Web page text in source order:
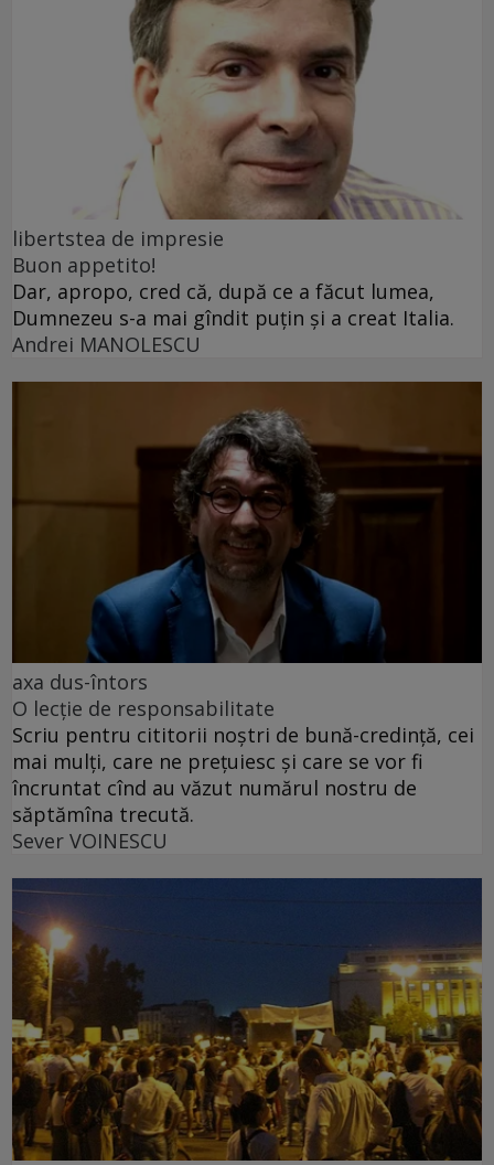
libertstea de impresie
Buon appetito!
Dar, apropo, cred că, după ce a făcut lumea,
Dumnezeu s-a mai gîndit puțin și a creat Italia.
Andrei MANOLESCU
axa dus-întors
O lecție de responsabilitate
Scriu pentru cititorii noștri de bună-credință, cei
mai mulți, care ne prețuiesc și care se vor fi
încruntat cînd au văzut numărul nostru de
săptămîna trecută.
Sever VOINESCU